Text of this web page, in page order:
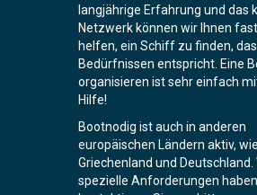
langjährige Erfahrung und das
Netzwerk können wir Ihnen
helfen, ein Schiff zu finden,
Bedürfnissen entspricht. Eine
organisieren ist sehr einfach
Hilfe!
Bootnodig ist auch in anderen
europäischen Ländern aktiv, wie
Griechenland und Deutschland.
spezielle Anforderungen